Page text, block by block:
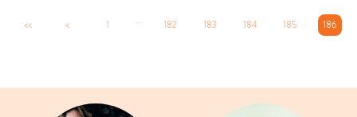
<< < 1 ... 182 183 184 185 186